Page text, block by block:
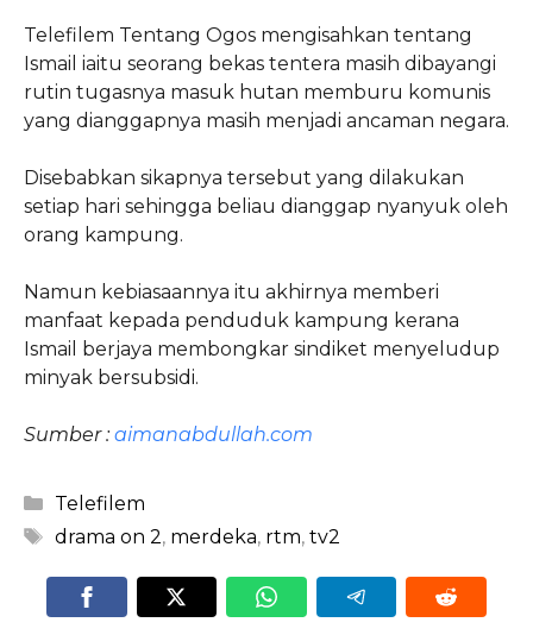
Telefilem Tentang Ogos mengisahkan tentang
Ismail iaitu seorang bekas tentera masih dibayangi
rutin tugasnya masuk hutan memburu komunis
yang dianggapnya masih menjadi ancaman negara.
Disebabkan sikapnya tersebut yang dilakukan
setiap hari sehingga beliau dianggap nyanyuk oleh
orang kampung.
Namun kebiasaannya itu akhirnya memberi
manfaat kepada penduduk kampung kerana
Ismail berjaya membongkar sindiket menyeludup
minyak bersubsidi.
Sumber : aimanabdullah.com
Categories
Telefilem
Tags
drama on 2, merdeka, rtm, tv2